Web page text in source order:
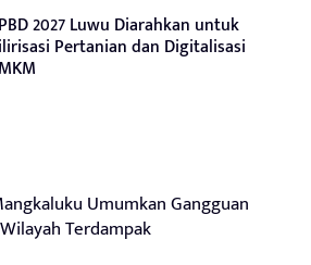
2027 Luwu Diarahkan untuk
Pertanian dan Digitalisasi
Umumkan Gangguan
Terdampak